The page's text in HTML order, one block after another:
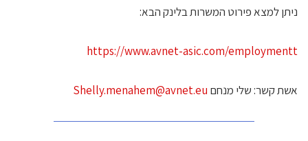
למצא פירוט המשרות בלינק הבא:
https://www.avnet-asic.com/
קשר: שלי מנחםShelly.menahem@avnet.eu